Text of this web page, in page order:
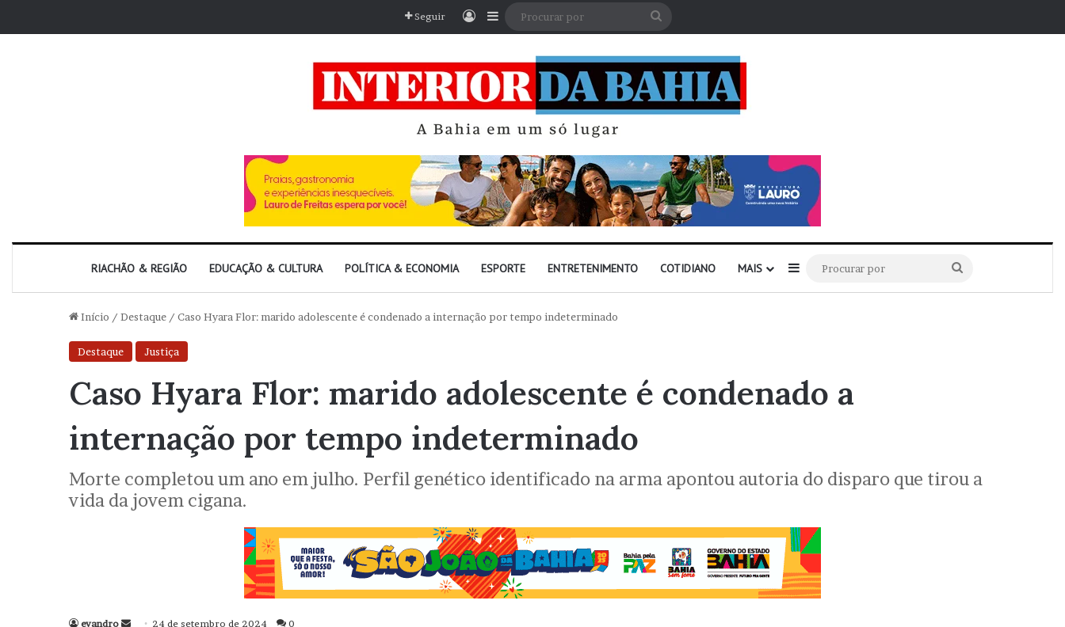
Seguir EntrarBarra Lateral
RIACHÃO & REGIÃO EDUCAÇÃO & CULTURA POLÍTICA & ECONOMIA ESPORTE ENTRETENIMENTO COTIDIANO MAIS Barra Lateral
por
Início / Destaque / Caso Hyara Flor: marido adolescente é condenado a internação por tempo indeterminado
Destaque Justiça
Caso Hyara Flor: marido adolescente é condenado a
internação por tempo indeterminado
Morte completou um ano em julho. Perfil genético identificado na arma apontou autoria do disparo que tirou a
vida da jovem cigana.
evandro
Mande24 de setembro de 2024 0